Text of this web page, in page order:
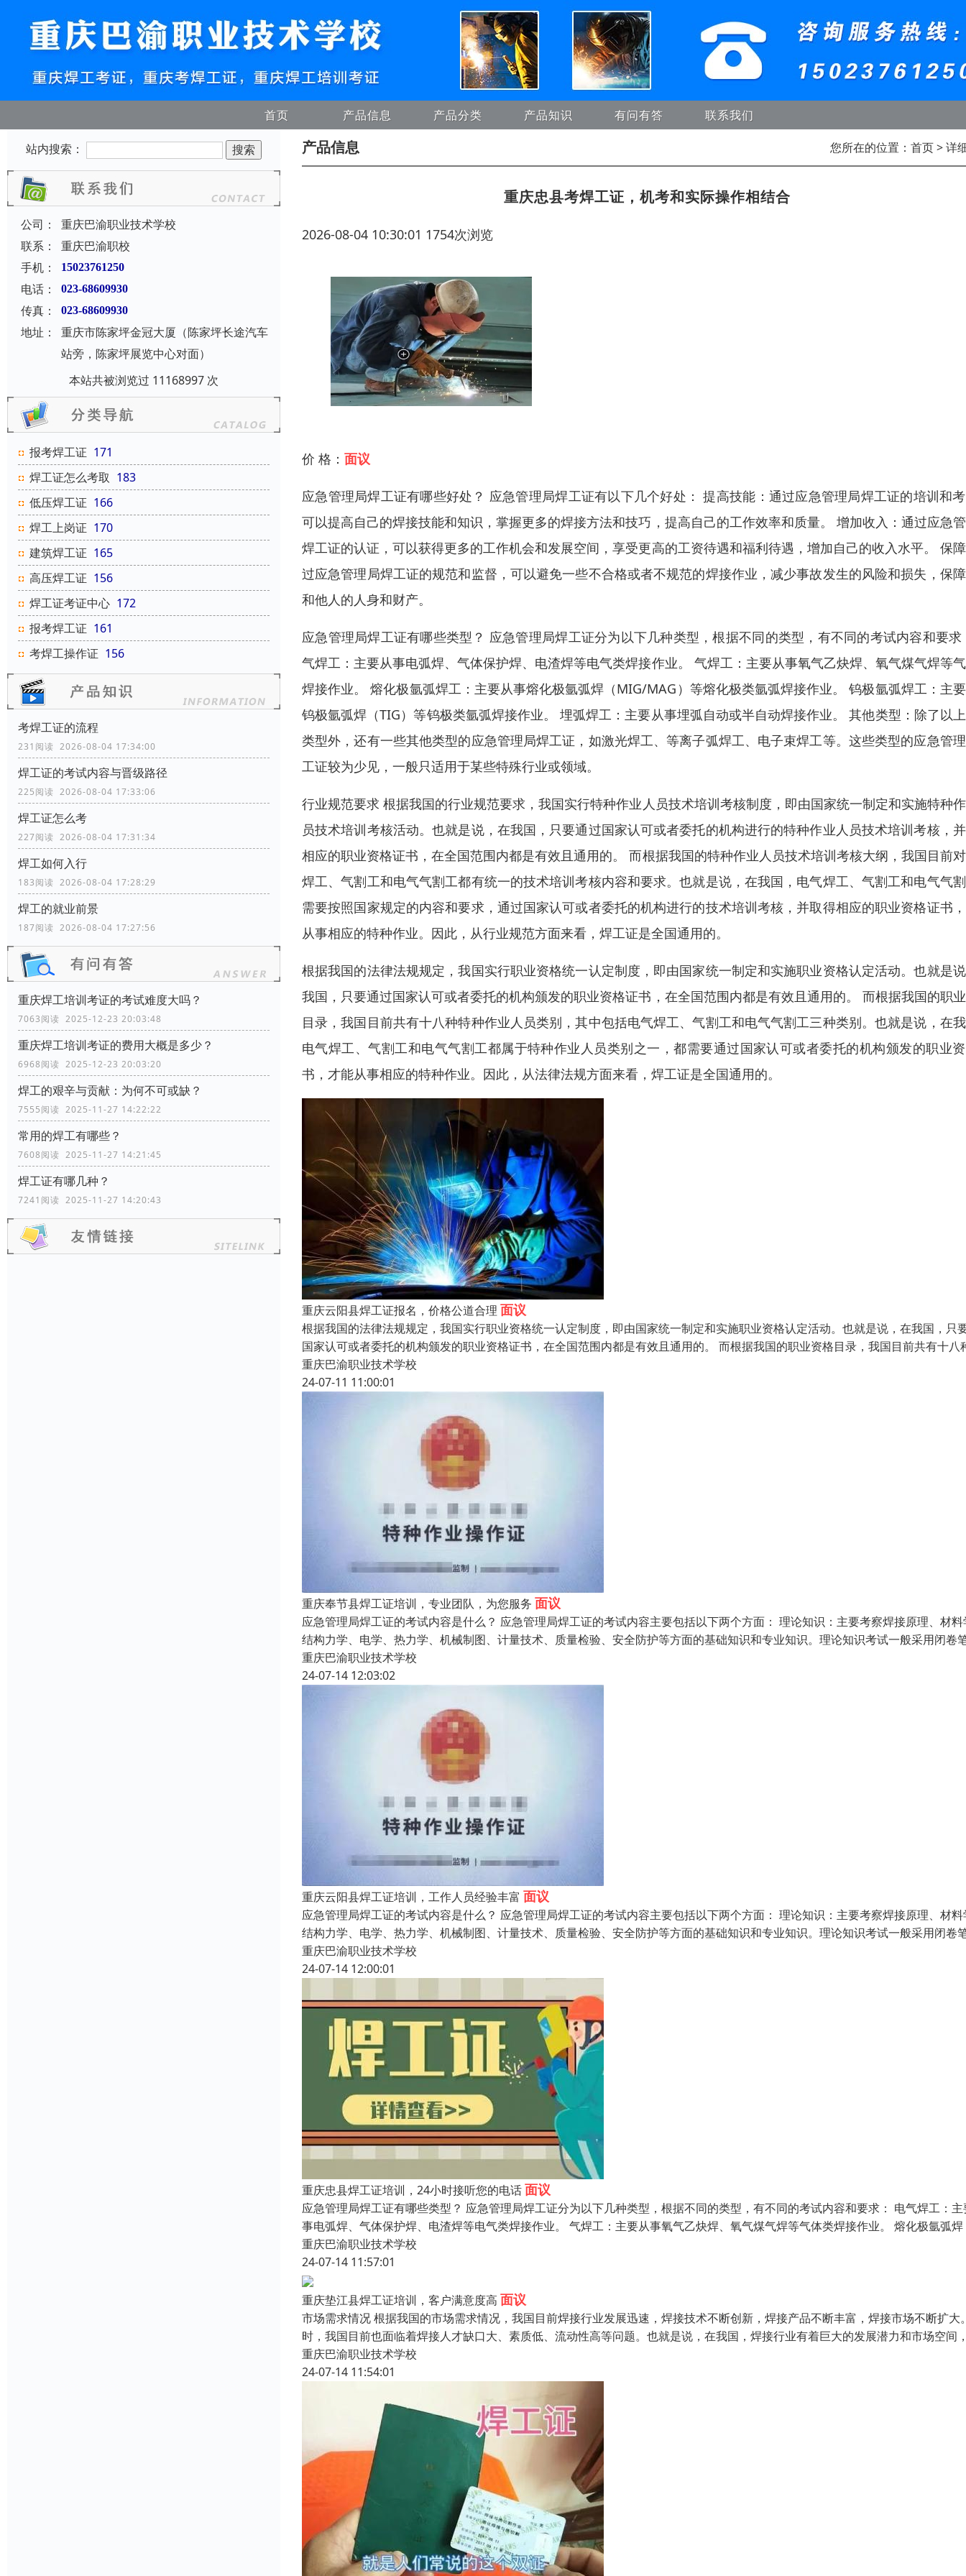
首页 产品信息 产品分类 产品知识 有问有答 联系我们
站内搜索：
公司：
重庆巴渝职业技术学校
联系：
重庆巴渝职校
手机：
15023761250
电话： 023-68609930
传真： 023-68609930
地址：
重庆市陈家坪金冠大厦（陈家坪长途汽车
站旁，陈家坪展览中心对面）
本站共被浏览过 11168997 次
报考焊工证 171
焊工证怎么考取 183
低压焊工证 166
焊工上岗证 170
建筑焊工证 165
高压焊工证 156
焊工证考证中心 172
报考焊工证 161
考焊工操作证 156
考焊工证的流程
231阅读 2026-08-04 17:34:00
焊工证的考试内容与晋级路径
225阅读 2026-08-04 17:33:06
焊工证怎么考
227阅读 2026-08-04 17:31:34
焊工如何入行
183阅读 2026-08-04 17:28:29
焊工的就业前景
187阅读 2026-08-04 17:27:56
重庆焊工培训考证的考试难度大吗？
7063阅读 2025-12-23 20:03:48
重庆焊工培训考证的费用大概是多少？
6968阅读 2025-12-23 20:03:20
焊工的艰辛与贡献：为何不可或缺？
7555阅读 2025-11-27 14:22:22
常用的焊工有哪些？
7608阅读 2025-11-27 14:21:45
焊工证有哪几种？
7241阅读 2025-11-27 14:20:43
产品信息 您所在的位置： 首页> 详
重庆忠县考焊工证，机考和实际操作相结合
2026-08-04 10:30:01 1754次浏览
价 格： 面议
应急管理局焊工证有哪些好处？ 应急管理局焊工证有以下几个好处： 提高技能：通过应急管理局焊工证的培训和
可以提高自己的焊接技能和知识，掌握更多的焊接方法和技巧，提高自己的工作效率和质量。 增加收入：通过应急
焊工证的认证，可以获得更多的工作机会和发展空间，享受更高的工资待遇和福利待遇，增加自己的收入水平。 保
过应急管理局焊工证的规范和监督，可以避免一些不合格或者不规范的焊接作业，减少事故发生的风险和损失，保
和他人的人身和财产。
应急管理局焊工证有哪些类型？ 应急管理局焊工证分为以下几种类型，根据不同的类型，有不同的考试内容和要求
气焊工：主要从事电弧焊、气体保护焊、电渣焊等电气类焊接作业。 气焊工：主要从事氧气乙炔焊、氧气煤气焊等
焊接作业。 熔化极氩弧焊工：主要从事熔化极氩弧焊（MIG/MAG）等熔化极类氩弧焊接作业。 钨极氩弧焊工：主
钨极氩弧焊（TIG）等钨极类氩弧焊接作业。 埋弧焊工：主要从事埋弧自动或半自动焊接作业。 其他类型：除了以
类型外，还有一些其他类型的应急管理局焊工证，如激光焊工、等离子弧焊工、电子束焊工等。这些类型的应急管
工证较为少见，一般只适用于某些特殊行业或领域。
行业规范要求 根据我国的行业规范要求，我国实行特种作业人员技术培训考核制度，即由国家统一制定和实施特种
员技术培训考核活动。也就是说，在我国，只要通过国家认可或者委托的机构进行的特种作业人员技术培训考核，
相应的职业资格证书，在全国范围内都是有效且通用的。 而根据我国的特种作业人员技术培训考核大纲，我国目前
焊工、气割工和电气气割工都有统一的技术培训考核内容和要求。也就是说，在我国，电气焊工、气割工和电气气
需要按照国家规定的内容和要求，通过国家认可或者委托的机构进行的技术培训考核，并取得相应的职业资格证书
从事相应的特种作业。因此，从行业规范方面来看，焊工证是全国通用的。
根据我国的法律法规规定，我国实行职业资格统一认定制度，即由国家统一制定和实施职业资格认定活动。也就是
我国，只要通过国家认可或者委托的机构颁发的职业资格证书，在全国范围内都是有效且通用的。 而根据我国的职
目录，我国目前共有十八种特种作业人员类别，其中包括电气焊工、气割工和电气气割工三种类别。也就是说，在
电气焊工、气割工和电气气割工都属于特种作业人员类别之一，都需要通过国家认可或者委托的机构颁发的职业
书，才能从事相应的特种作业。因此，从法律法规方面来看，焊工证是全国通用的。
重庆云阳县焊工证报名，价格公道合理 面议
根据我国的法律法规规定，我国实行职业资格统一认定制度，即由国家统一制定和实施职业资格认定活动。也就是说，在我国，只
国家认可或者委托的机构颁发的职业资格证书，在全国范围内都是有效且通用的。 而根据我国的职业资格目录，我国目前共有十八
重庆巴渝职业技术学校
24-07-11 11:00:01
重庆奉节县焊工证培训，专业团队，为您服务 面议
应急管理局焊工证的考试内容是什么？ 应急管理局焊工证的考试内容主要包括以下两个方面： 理论知识：主要考察焊接原理、材
结构力学、电学、热力学、机械制图、计量技术、质量检验、安全防护等方面的基础知识和专业知识。理论知识考试一般采用闭卷
重庆巴渝职业技术学校
24-07-14 12:03:02
重庆云阳县焊工证培训，工作人员经验丰富 面议
应急管理局焊工证的考试内容是什么？ 应急管理局焊工证的考试内容主要包括以下两个方面： 理论知识：主要考察焊接原理、材
结构力学、电学、热力学、机械制图、计量技术、质量检验、安全防护等方面的基础知识和专业知识。理论知识考试一般采用闭卷
重庆巴渝职业技术学校
24-07-14 12:00:01
重庆忠县焊工证培训，24小时接听您的电话面议
应急管理局焊工证有哪些类型？ 应急管理局焊工证分为以下几种类型，根据不同的类型，有不同的考试内容和要求： 电气焊工：
事电弧焊、气体保护焊、电渣焊等电气类焊接作业。 气焊工：主要从事氧气乙炔焊、氧气煤气焊等气体类焊接作业。 熔化极氩弧焊
重庆巴渝职业技术学校
24-07-14 11:57:01
重庆垫江县焊工证培训，客户满意度高 面议
市场需求情况 根据我国的市场需求情况，我国目前焊接行业发展迅速，焊接技术不断创新，焊接产品不断丰富，焊接市场不断扩大
时，我国目前也面临着焊接人才缺口大、素质低、流动性高等问题。也就是说，在我国，焊接行业有着巨大的发展潜力和市场空间
重庆巴渝职业技术学校
24-07-14 11:54:01